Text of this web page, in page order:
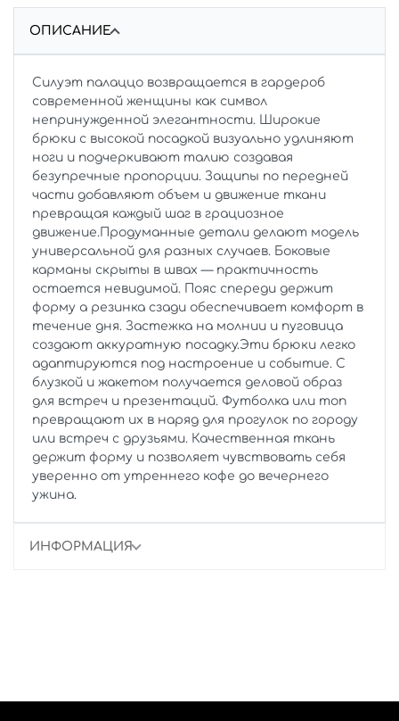
ОПИСАНИЕ
Силуэт палаццо возвращается в гардероб
современной женщины как символ
непринужденной элегантности. Широкие
брюки с высокой посадкой визуально удлиняют
ноги и подчеркивают талию создавая
безупречные пропорции. Защипы по передней
части добавляют объем и движение ткани
превращая каждый шаг в грациозное
движение.Продуманные детали делают модель
универсальной для разных случаев. Боковые
карманы скрыты в швах — практичность
остается невидимой. Пояс спереди держит
форму а резинка сзади обеспечивает комфорт в
течение дня. Застежка на молнии и пуговица
создают аккуратную посадку.Эти брюки легко
адаптируются под настроение и событие. С
блузкой и жакетом получается деловой образ
для встреч и презентаций. Футболка или топ
превращают их в наряд для прогулок по городу
или встреч с друзьями. Качественная ткань
держит форму и позволяет чувствовать себя
уверенно от утреннего кофе до вечернего
ужина.
ИНФОРМАЦИЯ